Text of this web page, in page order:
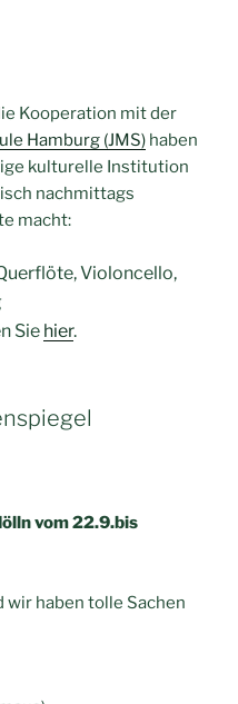
Kooperation mit der
Hamburg (JMS) haben
kulturelle Institution
nachmittags
e macht:
Violoncello,
Sie hier.
vom 22.9.bis
wir haben tolle Sachen